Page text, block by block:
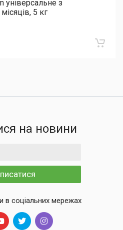
універсальне з
5 кг
на новини
в соціальних мережах